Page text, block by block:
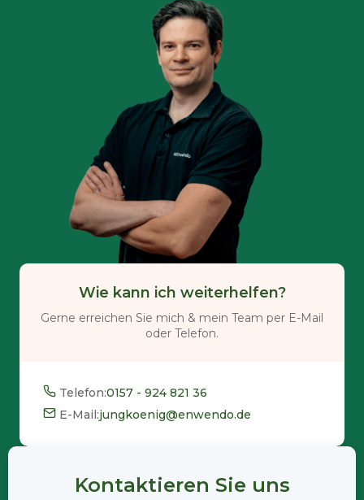
Wie kann ich weiterhelfen?
Gerne erreichen Sie mich & mein Team per E-Mail
oder Telefon.
Telefon:0157 - 924 821 36
E-Mail:jungkoenig@enwendo.de
Kontaktieren Sie uns